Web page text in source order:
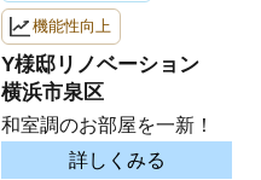
機能性向上
Y様邸リノベーション
横浜市泉区
和室調のお部屋を一新！
詳しくみる